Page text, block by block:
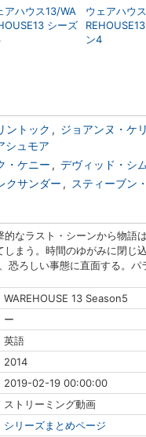
アハウス13/WA
シーズ
ウェアハウ
ン4
ントック ジョアンヌ・ケ
シュモア
・ケニー デヴィッド・シ
クサンダー スティーブン
なラスト・シーンから物語
まう。時間のゆがみに閉じ
恐ろしい事態に直面する。パ
WAREHOUSE 13 Season5
ー
英語
2014
2019-02-19 00:00:00
ストリーミング動画
シリーズまとめページ